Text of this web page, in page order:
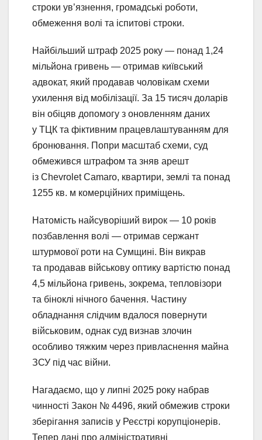
строки ув’язнення, громадські роботи,
обмеження волі та іспитові строки.
Найбільший штраф 2025 року — понад 1,24
мільйона гривень — отримав київський
адвокат, який продавав чоловікам схеми
ухилення від мобілізації. За 15 тисяч доларів
він обіцяв допомогу з оновленням даних
у ТЦК та фіктивним працевлаштуванням для
бронювання. Попри масштаб схеми, суд
обмежився штрафом та зняв арешт
із Chevrolet Camaro, квартири, землі та понад
1255 кв. м комерційних приміщень.
Натомість найсуворіший вирок — 10 років
позбавлення волі — отримав сержант
штурмової роти на Сумщині. Він викрав
та продавав військову оптику вартістю понад
4,5 мільйона гривень, зокрема, тепловізори
та біноклі нічного бачення. Частину
обладнання слідчим вдалося повернути
військовим, однак суд визнав злочин
особливо тяжким через привласнення майна
ЗСУ під час війни.
Нагадаємо, що у липні 2025 року набрав
чинності Закон № 4496, який обмежив строки
зберігання записів у Реєстрі корупціонерів.
Тепер дані про адміністративні